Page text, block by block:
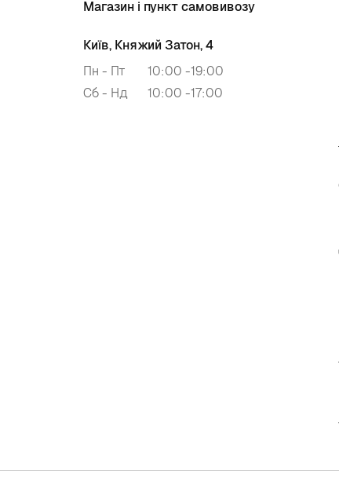
Магазин і пункт самовивозу
Київ, Княжий Затон, 4
Пн - Пт
10:00 -19:00
Сб - Нд
10:00 -17:00